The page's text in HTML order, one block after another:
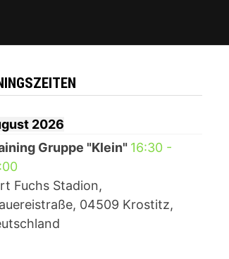
2026
Gruppe "Klein" 16:30-
Fuchs Stadion,
04509 Krostitz,